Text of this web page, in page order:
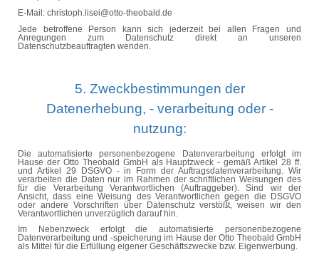
E-Mail: christoph.lisei@otto-theobald.de
Jede betroffene Person kann sich jederzeit bei allen Fragen und
Anregungen zum Datenschutz direkt an unseren
Datenschutzbeauftragten wenden.
5. Zweckbestimmungen der
Datenerhebung, - verarbeitung oder -
nutzung:
Die automatisierte personenbezogene Datenverarbeitung erfolgt im
Hause der Otto Theobald GmbH als Hauptzweck - gemäß Artikel 28 ff.
und Artikel 29 DSGVO - in Form der Auftragsdatenverarbeitung. Wir
verarbeiten die Daten nur im Rahmen der schriftlichen Weisungen des
für die Verarbeitung Verantwortlichen (Auftraggeber). Sind wir der
Ansicht, dass eine Weisung des Verantwortlichen gegen die DSGVO
oder andere Vorschriften über Datenschutz verstößt, weisen wir den
Verantwortlichen unverzüglich darauf hin.
Im Nebenzweck erfolgt die automatisierte personenbezogene
Datenverarbeitung und -speicherung im Hause der Otto Theobald GmbH
als Mittel für die Erfüllung eigener Geschäftszwecke bzw. Eigenwerbung.